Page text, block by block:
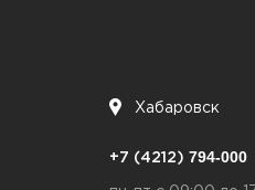
Хабаровск
+7 (4212) 794-000